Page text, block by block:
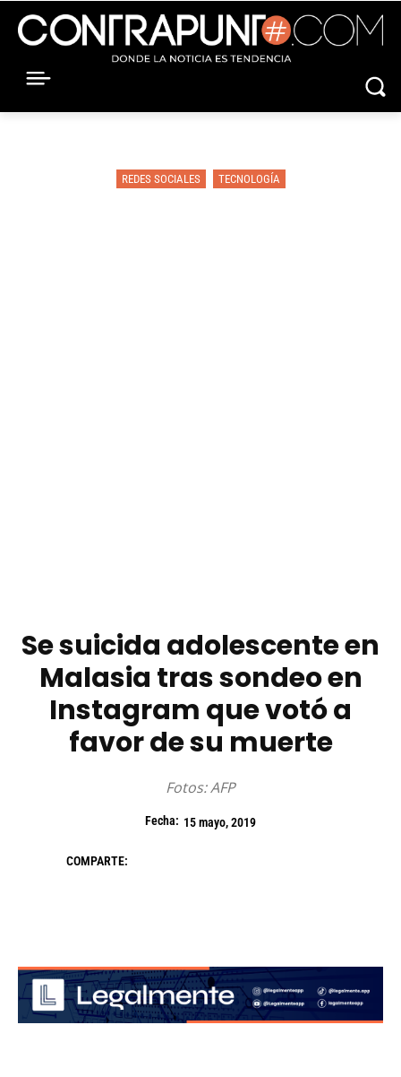
REDES SOCIALES TECNOLOGÍA
Se suicida adolescente en
Malasia tras sondeo en
Instagram que votó a
favor de su muerte
Fotos: AFP
Fecha: 15 mayo, 2019
COMPARTE: